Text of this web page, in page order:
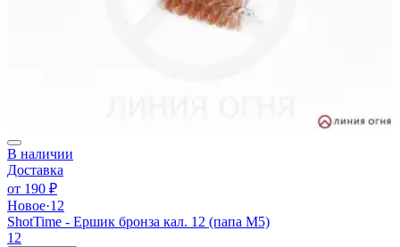
В наличии
Доставка
от 190 ₽
Новое·12
ShotTime - Ершик бронза кал. 12 (папа М5)
12